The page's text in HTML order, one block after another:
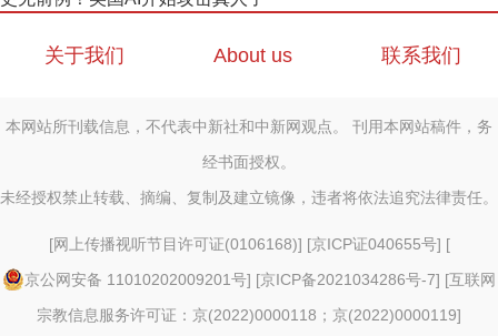
关于我们 About us 联系我们
本网站所刊载信息，不代表中新社和中新网观点。 刊用本网站稿件，务
经书面授权。
未经授权禁止转载、摘编、复制及建立镜像，违者将依法追究法律责任。
[网上传播视听节目许可证(0106168)] [京ICP证040655号] [
京公网安备 11010202009201号] [京ICP备2021034286号-7] [互联网
宗教信息服务许可证：京(2022)0000118；京(2022)0000119]